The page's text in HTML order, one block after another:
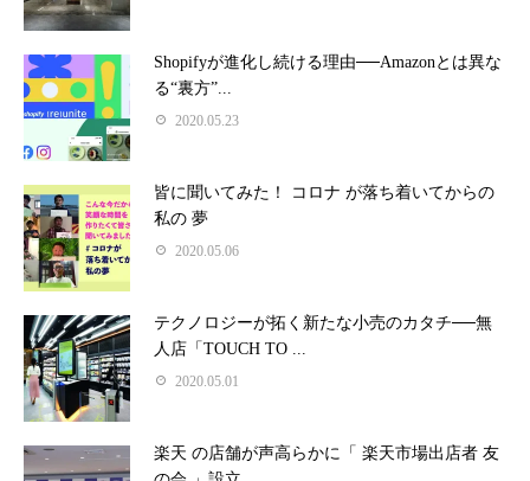
Shopifyが進化し続ける理由──Amazonとは異な
る“裏方”...
2020.05.23
皆に聞いてみた！ コロナ が落ち着いてからの
私の 夢
2020.05.06
テクノロジーが拓く新たな小売のカタチ──無
人店「TOUCH TO ...
2020.05.01
楽天 の店舗が声高らかに「 楽天市場出店者 友